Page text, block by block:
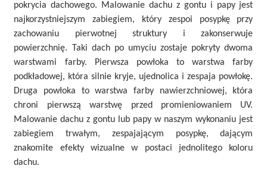
pokrycia dachowego. Malowanie dachu z gontu i papy jest
najkorzystniejszym zabiegiem, który zespoi posypkę przy
zachowaniu pierwotnej struktury i zakonserwuje
powierzchnię. Taki dach po umyciu zostaje pokryty dwoma
warstwami farby. Pierwsza powłoka to warstwa farby
podkładowej, która silnie kryje, ujednolica i zespaja powłokę.
Druga powłoka to warstwa farby nawierzchniowej, która
chroni pierwszą warstwę przed promieniowaniem UV.
Malowanie dachu z gontu lub papy w naszym wykonaniu jest
zabiegiem trwałym, zespajającym posypkę, dającym
znakomite efekty wizualne w postaci jednolitego koloru
dachu.